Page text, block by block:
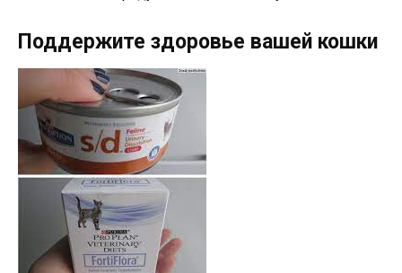
Поддержите здоровье вашей кошки